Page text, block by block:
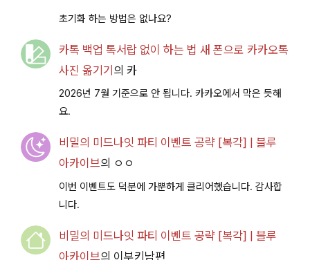
초기화 하는 방법은 없나요?
카톡 백업 톡서랍 없이 하는 법 새 폰으로 카카오톡
사진 옮기기 의 카
2026년 7월 기준으로 안 됩니다. 카카오에서 막은 듯해
요.
비밀의 미드나잇 파티 이벤트 공략 [복각] | 블루
아카이브의 ㅇㅇ
이번 이벤트도 덕분에 가뿐하게 클리어했습니다. 감사합
니다.
비밀의 미드나잇 파티 이벤트 공략 [복각] | 블루
아카이브의 이부키남편